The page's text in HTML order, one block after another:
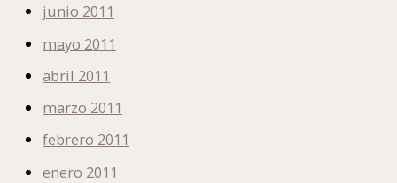
junio 2011
mayo 2011
abril 2011
marzo 2011
febrero 2011
enero 2011